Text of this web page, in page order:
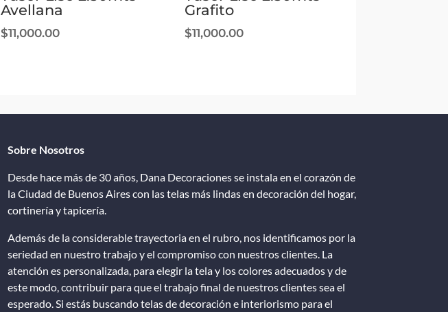
Avellana
$11,000.00
Grafito
$11,000.00
Sobre Nosotros
Desde hace más de 30 años, Dana Decoraciones se instala en el corazón de
la Ciudad de Buenos Aires con las telas más lindas en decoración del hogar,
cortinería y tapicería.
Además de la considerable trayectoria en el rubro, nos identificamos por la
seriedad en nuestro trabajo y el compromiso con nuestros clientes. La
atención es personalizada, para elegir la tela y los colores adecuados y de
este modo, contribuir para que el trabajo final de nuestros clientes sea el
esperado. Si estás buscando telas de decoración e interiorismo para el